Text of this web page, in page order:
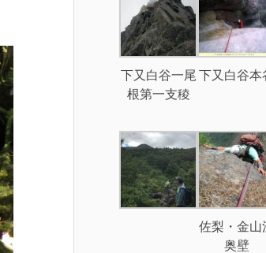
下又白谷一尾
根第一支稜
下又白谷本
佐梨・金山
奥壁